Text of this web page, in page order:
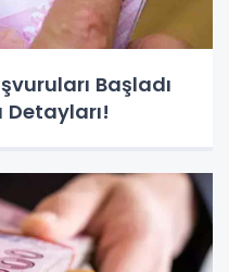
Başladı
Detayları!